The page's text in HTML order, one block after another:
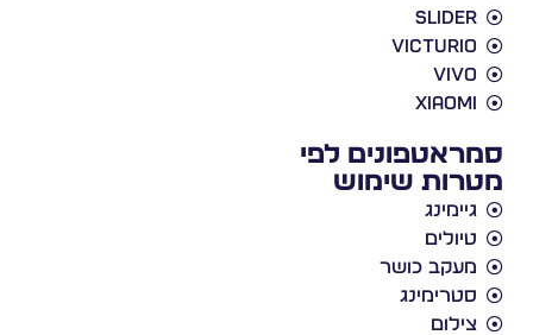
slider
victurio
vivo
xiaomi
סמראטפונים לפי
מטרות שימוש
גיימינג
טיולים
מעקב כושר
סטרימינג
צילום